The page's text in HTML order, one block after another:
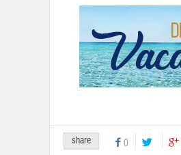
share 0